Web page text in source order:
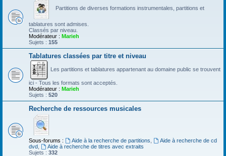
Partitions de diverses formations instrumentales, partitions et
tablatures sont admises.
Classés par niveau.
Modérateur : Marieh
Sujets : 155
Tablatures classées par titre et niveau
Les partitions et tablatures appartenant au domaine public se trouvent
ici - Tous les formats sont acceptés.
Modérateur : Marieh
Sujets : 520
Recherche de ressources musicales
Sous-forums : Aide à la recherche de partitions
Aide à recherche de cd
dvd
Aide à recherche de titres avec extraits
Sujets : 332